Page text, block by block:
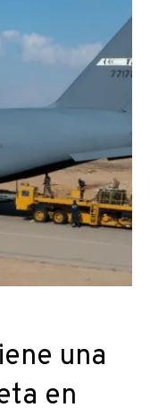
una
en